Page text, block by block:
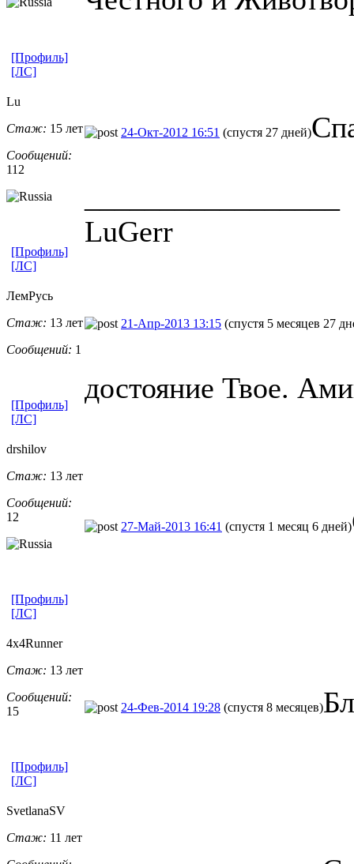
[Профиль]
[ЛС]
Lu
Стаж: 15 лет
Сообщений:
112
24-Окт-2012 16:51 (спустя 27 дней)
LuGerr
[Профиль]
[ЛС]
ЛемРусь
Стаж: 13 лет
Сообщений: 1
21-Апр-2013 13:15 (спустя 5 месяцев 27
достояние Твое.
[Профиль]
[ЛС]
drshilov
Стаж: 13 лет
Сообщений:
12
27-Май-2013 16:41 (спустя 1 месяц 6 дней)
[Профиль]
[ЛС]
4x4Runner
Стаж: 13 лет
Сообщений:
15
24-Фев-2014 19:28 (спустя 8 месяцев)
[Профиль]
[ЛС]
SvetlanaSV
Стаж: 11 лет